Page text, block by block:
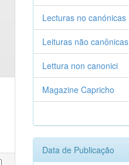
Lecturas no canónicas
Leituras não canônicas
Lettura non canonici
Magazine Capricho
Data de Publicação